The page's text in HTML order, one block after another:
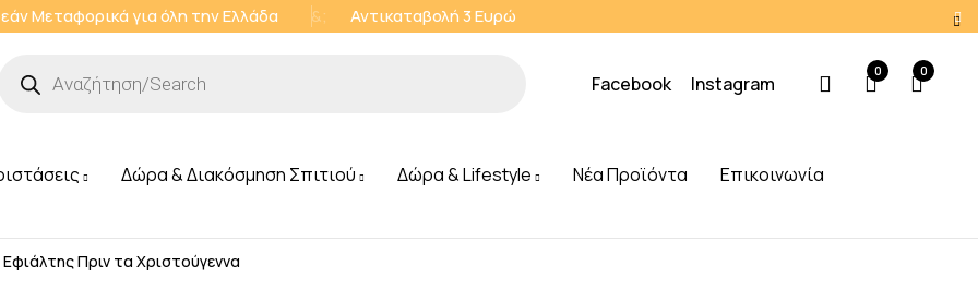
Μεταφορικά για όλη την Ελλάδα &; Αντικαταβολή 3 Ευρώ
Facebook Instagram
0 0
Δώρα & Διακόσμηση Σπιτιού Δώρα & Lifestyle Νέα Προϊόντα Επικοινωνία
Πριν τα Χριστούγεννα